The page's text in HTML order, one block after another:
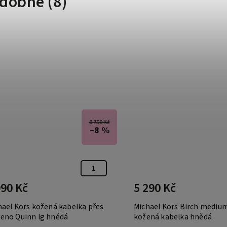
8 750 Kč
–8 %
Kors kožená kabelka přes
Quinn lg hnědá
Kč
Michael Kors Birch
kožená kabelka hnědá
5 290 Kč